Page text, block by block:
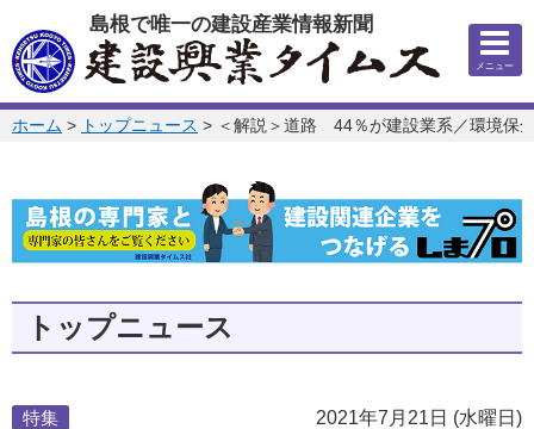
このページの本文へ
島根で唯一の建設産業情報新聞
メニュー
このページの位置:
ホーム > トップニュース > ＜解説＞道路 44％が建設業系／環境保
トップニュース
2021年7月21日 (水曜日)
特集